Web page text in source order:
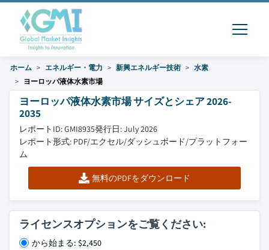
ホーム エネルギー・電力 新興エネルギー技術
水素
ヨーロッパ液体水素市場
ヨーロッパ液体水素市場 サイズとシェア 2026-
2035
レポートID: GMI8935発行日: July 2026
レポート形式: PDF/エクセル/ダッシュボード/プラットフォー
ム
無料のPDFをダウンロード
ライセンスオプションをご覧ください:
から始まる: $2,450